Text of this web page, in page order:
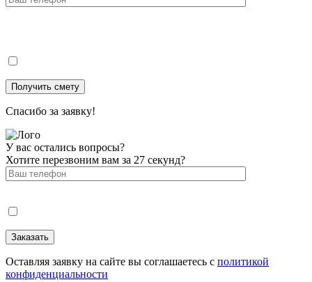
Спасибо за заявку!
У вас остались вопросы?
Хотите перезвоним вам за 27 секунд?
Оставляя заявку на сайте вы соглашаетесь с политикой
конфиденциальности